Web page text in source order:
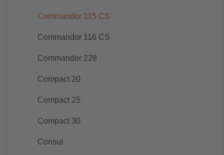
Commandor 115 CS
Commandor 116 CS
Commandor 228
Compact 20
Compact 25
Compact 30
Consul